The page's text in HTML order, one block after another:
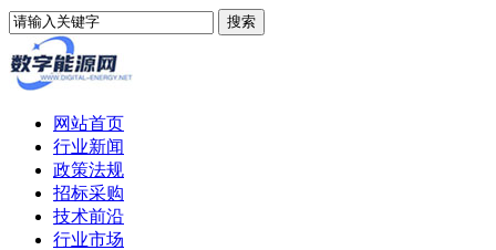
网站首页
行业新闻
政策法规
招标采购
技术前沿
行业市场